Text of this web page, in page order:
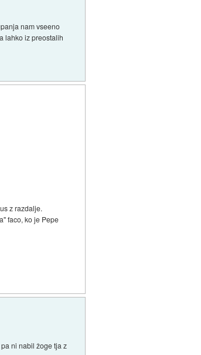
nam vseeno
lahko iz preostalih
z razdalje.
faco, ko je Pepe
ni nabil žoge tja z